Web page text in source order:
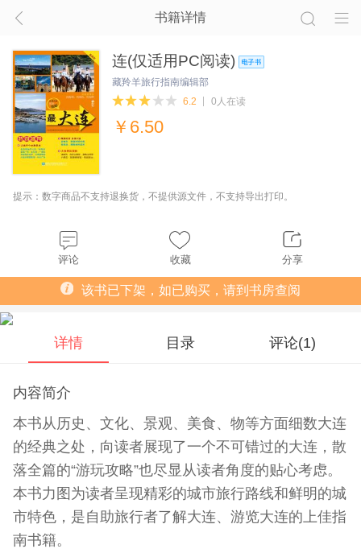
书籍详情
连(仅适用PC阅读)
藏羚羊旅行指南编辑部
6.2
0人在读
￥ 6.50
提示：数字商品不支持退换货，不提供源文件，不支持导出打印。
评论 收藏 分享
该书已下架，如已购买，请到书房查阅
详情 目录 评论(1)
内容简介
本书从历史、文化、景观、美食、物等方面细数大连
的经典之处，向读者展现了一个不可错过的大连，散
落全篇的“游玩攻略”也尽显从读者角度的贴心考虑。
本书力图为读者呈现精彩的城市旅行路线和鲜明的城
市特色，是自助旅行者了解大连、游览大连的上佳指
南书籍。